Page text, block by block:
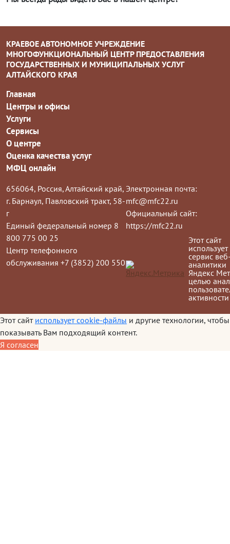
КРАЕВОЕ АВТОНОМНОЕ УЧРЕЖДЕНИЕ
МНОГОФУНКЦИОНАЛЬНЫЙ ЦЕНТР ПРЕДОСТАВЛЕНИЯ
ГОСУДАРСТВЕННЫХ И МУНИЦИПАЛЬНЫХ УСЛУГ
АЛТАЙСКОГО КРАЯ
Главная
Центры и офисы
Услуги
Сервисы
О центре
Оценка качества услуг
МФЦ онлайн
656064, Россия, Алтайский край,
г. Барнаул, Павловский тракт, 58-
г
Единый федеральный номер 8
800 775 00 25
Центр телефонного
обслуживания +7 (3852) 200 550
Электронная почта:
mfc@mfc22.ru
Официальный сайт:
https://mfc22.ru
Этот сайт
использует
сервис
аналитики
Яндекс
целью
активности
Этот сайт использует cookie-файлы и другие технологии, чтобы
показывать Вам подходящий контент.
Я согласен